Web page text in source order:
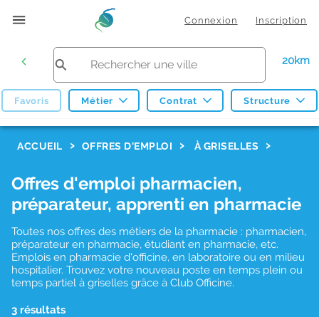
Connexion Inscription
20km
Favoris Métier Contrat Structure
ACCUEIL OFFRES D'EMPLOI À GRISELLES
Offres d'emploi pharmacien,
préparateur, apprenti en pharmacie
Toutes nos offres des métiers de la pharmacie : pharmacien,
préparateur en pharmacie, étudiant en pharmacie, etc.
Emplois en pharmacie d'officine, en laboratoire ou en milieu
hospitalier. Trouvez votre nouveau poste en temps plein ou
temps partiel à griselles grâce à Club Officine.
3 résultats